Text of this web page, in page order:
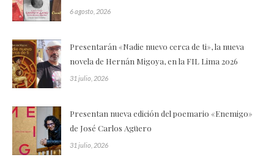
6 agosto, 2026
Presentarán «Nadie nuevo cerca de ti», la nueva
novela de Hernán Migoya, en la FIL Lima 2026
31 julio, 2026
Presentan nueva edición del poemario «Enemigo»
de José Carlos Agüero
31 julio, 2026